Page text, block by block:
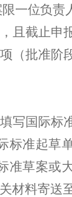
限一位负责
，且截止申
项（批准阶
写国际标
标准起草
准草案或
材料寄送